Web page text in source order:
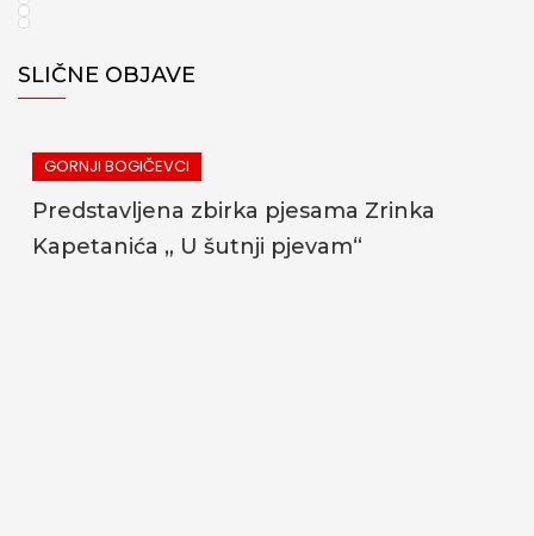
SLIČNE OBJAVE
GORNJI BOGIČEVCI
Predstavljena zbirka pjesama Zrinka
Kapetanića „ U šutnji pjevam“